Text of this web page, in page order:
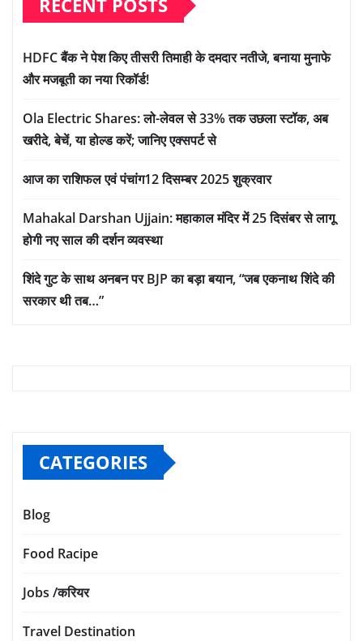
RECENT POSTS
HDFC बैंक ने पेश किए तीसरी तिमाही के दमदार नतीजे, बनाया मुनाफे
और मजबूती का नया रिकॉर्ड!
Ola Electric Shares: लो-लेवल से 33% तक उछला स्टॉक, अब
खरीदे, बेचें, या होल्ड करें; जानिए एक्सपर्ट से
आज का राशिफल एवं पंचांग12 दिसम्बर 2025 शुक्रवार
Mahakal Darshan Ujjain: महाकाल मंदिर में 25 दिसंबर से लागू
होगी नए साल की दर्शन व्यवस्था
शिंदे गुट के साथ अनबन पर BJP का बड़ा बयान, “जब एकनाथ शिंदे की
सरकार थी तब…”
CATEGORIES
Blog
Food Racipe
Jobs /करियर
Travel Destination